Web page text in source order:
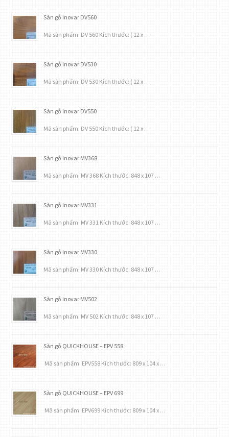
Sàn gỗ Inovar DV560
Mã sản phẩm: DV 560 Kích thước: ( 12 x …
Sàn gỗ Inovar DV530
Mã sản phẩm: DV 530 Kích thước: ( 12 x …
Sàn gỗ Inovar DV550
Mã sản phẩm: DV 550 Kích thước: ( 12 x …
Sàn gỗ Inovar MV368
Mã sản phẩm: MV 368 Kích thước: 848 x 107 …
Sàn gỗ Inovar MV331
Mã sản phẩm: MV 331 Kích thước: 848 x 107 …
Sàn gỗ Inovar MV330
Mã sản phẩm: MV 330 Kích thước: 848 x 107 …
Sàn gỗ inovar MV502
Mã sản phẩm: MV 502 Kích thước: 848 x 107 …
Sàn gỗ QUICKHOUSE – EPV 558
Mã sản phẩm: EPV558 Kích thước: 809 x 104 x …
Sàn gỗ QUICKHOUSE – EPV 699
Mã sản phẩm: EPV699 Kích thước: 809 x 104 x …